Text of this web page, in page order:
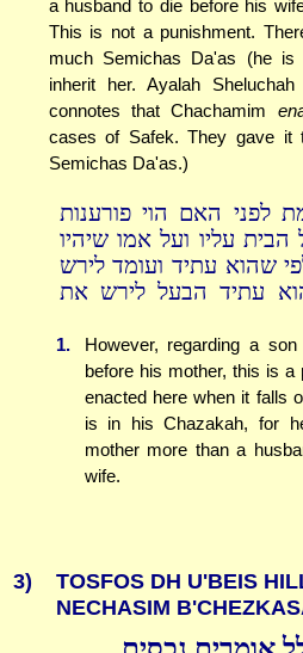
a husband to die before his
This is not a punishment.
much Semichas Da'as (he
inherit her. Ayalah
connotes that Chachamim
cases of Safek. They gave it
Semichas Da'as.)
לפני האם הוי פורענות
עליו ועל אמו שיהיו
שהוא עתיד ועומד לירש
עתיד הבעל לירש את
1.
However, regarding a
before his mother, this is a
enacted here when it falls
is in his Chazakah, for
mother more than a
wife.
3)
TOSFOS DH U'BEIS
NECHASIM